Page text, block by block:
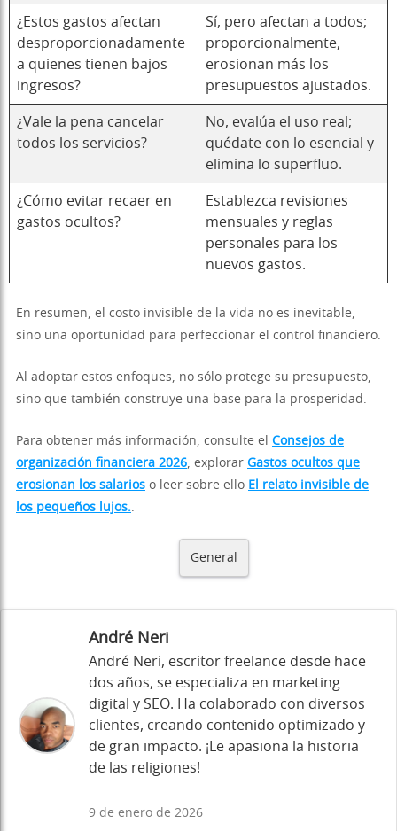
¿Estos gastos afectan
desproporcionadamente
a quienes tienen bajos
ingresos?
Sí, pero afectan a todos;
proporcionalmente,
erosionan más los
presupuestos ajustados.
¿Vale la pena cancelar
todos los servicios?
No, evalúa el uso real;
quédate con lo esencial y
elimina lo superfluo.
¿Cómo evitar recaer en
gastos ocultos?
Establezca revisiones
mensuales y reglas
personales para los
nuevos gastos.
En resumen, el costo invisible de la vida no es inevitable,
sino una oportunidad para perfeccionar el control financiero.
Al adoptar estos enfoques, no sólo protege su presupuesto,
sino que también construye una base para la prosperidad.
Para obtener más información, consulte el Consejos de
organización financiera 2026, explorar Gastos ocultos que
erosionan los salarios o leer sobre ello El relato invisible de
los pequeños lujos..
General
André Neri
André Neri, escritor freelance desde hace
dos años, se especializa en marketing
digital y SEO. Ha colaborado con diversos
clientes, creando contenido optimizado y
de gran impacto. ¡Le apasiona la historia
de las religiones!
9 de enero de 2026